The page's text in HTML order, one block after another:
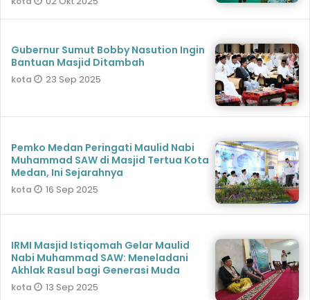
Gubernur Sumut Bobby Nasution Ingin
Bantuan Masjid Ditambah
kota 23 Sep 2025
Pemko Medan Peringati Maulid Nabi
Muhammad SAW di Masjid Tertua Kota
Medan, Ini Sejarahnya
kota 16 Sep 2025
IRMI Masjid Istiqomah Gelar Maulid
Nabi Muhammad SAW: Meneladani
Akhlak Rasul bagi Generasi Muda
kota 13 Sep 2025